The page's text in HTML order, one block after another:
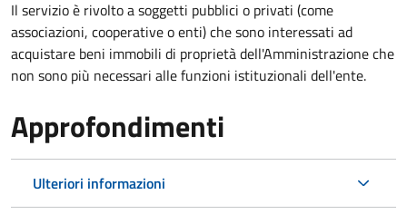
Il servizio è rivolto a soggetti pubblici o privati (come
associazioni, cooperative o enti) che sono interessati ad
acquistare beni immobili di proprietà dell'Amministrazione che
non sono più necessari alle funzioni istituzionali dell'ente.
Approfondimenti
Ulteriori informazioni